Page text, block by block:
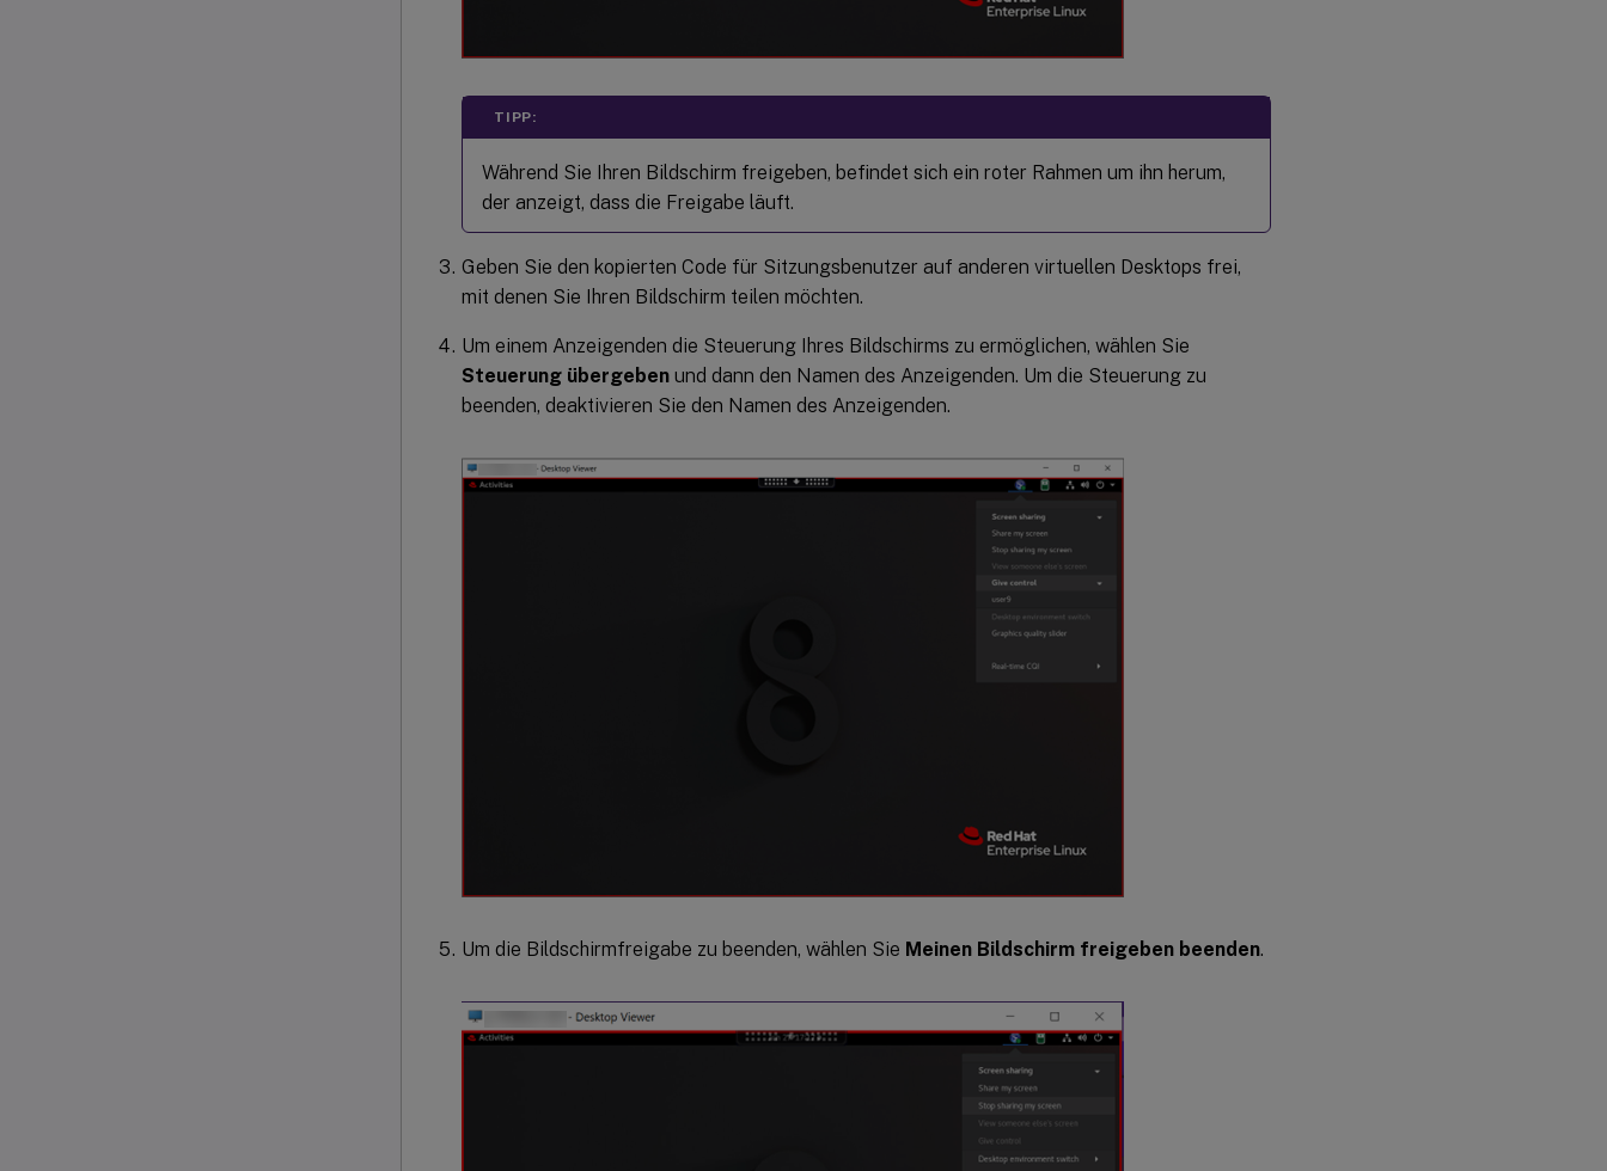
TIPP:
Während Sie Ihren Bildschirm freigeben, befindet sich ein roter Rahmen um ihn herum,
der anzeigt, dass die Freigabe läuft.
Geben Sie den kopierten Code für Sitzungsbenutzer auf anderen virtuellen Desktops frei,
mit denen Sie Ihren Bildschirm teilen möchten.
Um einem Anzeigenden die Steuerung Ihres Bildschirms zu ermöglichen, wählen Sie
Steuerung übergeben und dann den Namen des Anzeigenden. Um die Steuerung zu
beenden, deaktivieren Sie den Namen des Anzeigenden.
Um die Bildschirmfreigabe zu beenden, wählen Sie Meinen Bildschirm freigeben beenden.